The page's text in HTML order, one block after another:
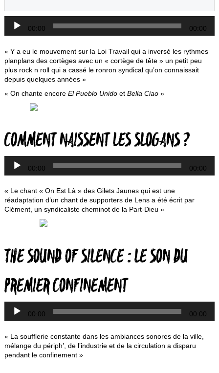
Lecteur
audio
00:00 00:00
« Y a eu le mouvement sur la Loi Travail qui a inversé les rythmes
planplans des cortèges avec un « cortège de tête » un petit peu
plus rock n roll qui a cassé le ronron syndical qu’on connaissait
depuis quelques années »
« On chante encore El Pueblo Unido et Bella Ciao»
COMMENT NAISSENT LES SLOGANS ?
00:00 00:00
« Le chant « On Est Là » des Gilets Jaunes qui est une
réadaptation d’un chant de supporters de Lens a été écrit par
Clément, un syndicaliste cheminot de la Part-Dieu »
THE SOUND OF SILENCE : LE SON DU
PREMIER CONFINEMENT
00:00 00:00
« La soufflerie constante dans les ambiances sonores de la ville,
mélange du périph’, de l’industrie et de la circulation a disparu
pendant le confinement »